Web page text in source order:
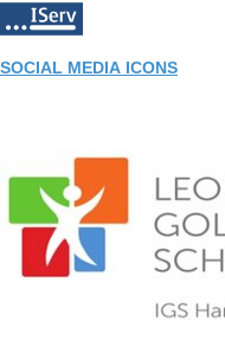
Skip
to
SOCIAL MEDIA ICONS